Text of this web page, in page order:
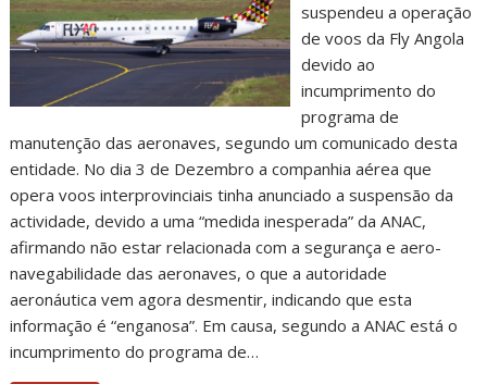
suspendeu a operação
de voos da Fly Angola
devido ao
incumprimento do
programa de
manutenção das aeronaves, segundo um comunicado desta
entidade. No dia 3 de Dezembro a companhia aérea que
opera voos interprovinciais tinha anunciado a suspensão da
actividade, devido a uma “medida inesperada” da ANAC,
afirmando não estar relacionada com a segurança e aero-
navegabilidade das aeronaves, o que a autoridade
aeronáutica vem agora desmentir, indicando que esta
informação é “enganosa”. Em causa, segundo a ANAC está o
incumprimento do programa de…